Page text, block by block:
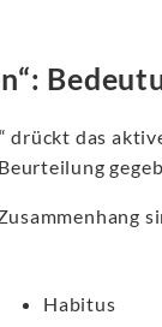
drückt das
Habitus